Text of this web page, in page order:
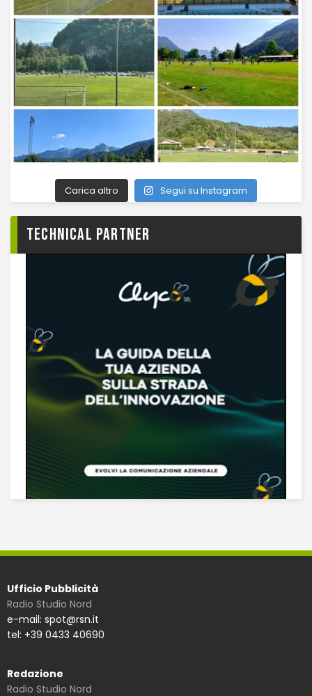
Carica altro Segui su Instagram
TECHNICAL PARTNER
Ufficio Pubblicità
Radio Studio Nord
e-mail: spot@rsn.it
tel: +39 0433 40690
Redazione
Radio Studio Nord